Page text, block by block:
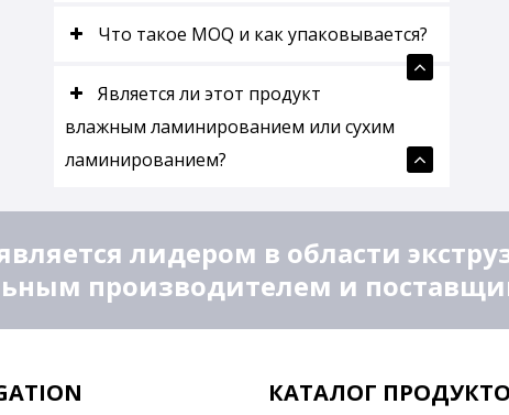
Что такое MOQ и как упаковывается?
Является ли этот продукт
влажным ламинированием или сухим
ламинированием?
является лидером в области
производителем и
КАТАЛОГ